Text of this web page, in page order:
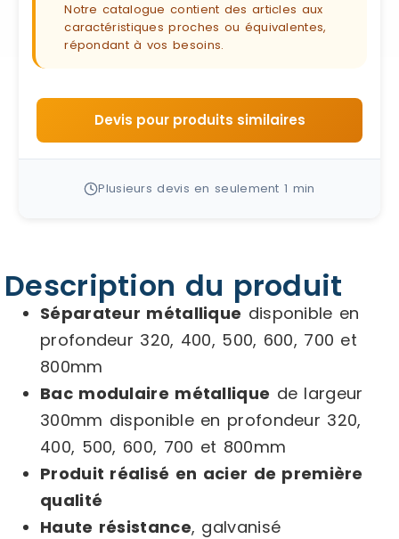
Notre catalogue contient des articles aux
caractéristiques proches ou équivalentes,
répondant à vos besoins.
Devis pour produits similaires
Plusieurs devis en seulement 1 min
Description du produit
Séparateur métallique disponible en
profondeur 320, 400, 500, 600, 700 et
800mm
Bac modulaire métallique de largeur
300mm disponible en profondeur 320,
400, 500, 600, 700 et 800mm
Produit réalisé en acier de première
qualité
Haute résistance, galvanisé